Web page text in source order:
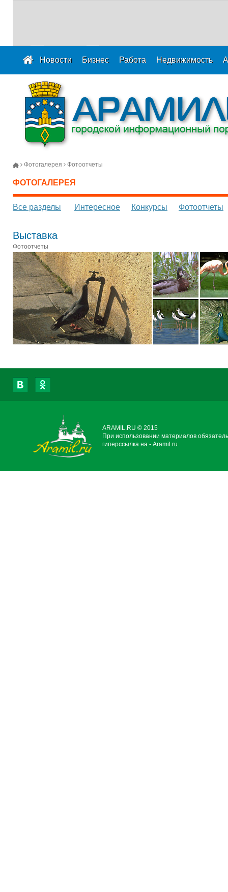
Новости Бизнес Работа Недвижимость
Фотогалерея Фотоотчеты
ФОТОГАЛЕРЕЯ
Все разделы Интересное Конкурсы Фотоотчеты
Выставка
Фотоотчеты
ARAMIL.RU © 2015
При использовании материалов
гиперссылка на - Aramil.ru